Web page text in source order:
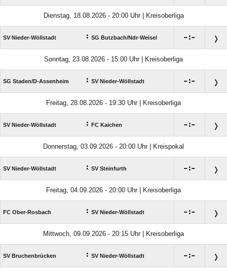
Dienstag, 18.08.2026 - 20:00 Uhr | Kreisoberliga
SV Nieder-Wöllstadt : SG Butzbach/​Ndr-Weisel :
Sonntag, 23.08.2026 - 15:00 Uhr | Kreisoberliga
SG Staden/​D-Assenheim : SV Nieder-Wöllstadt :
Freitag, 28.08.2026 - 19:30 Uhr | Kreisoberliga
SV Nieder-Wöllstadt : FC Kaichen :
Donnerstag, 03.09.2026 - 20:00 Uhr | Kreispokal
SV Nieder-Wöllstadt : SV Steinfurth :
Freitag, 04.09.2026 - 20:00 Uhr | Kreisoberliga
FC Ober-Rosbach : SV Nieder-Wöllstadt :
Mittwoch, 09.09.2026 - 20:15 Uhr | Kreisoberliga
SV Bruchenbrücken : SV Nieder-Wöllstadt :